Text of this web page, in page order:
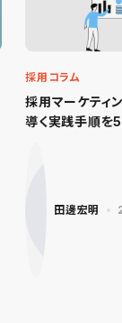
採用マーケティ
導く実践手順を
採用コラム
田邊宏明